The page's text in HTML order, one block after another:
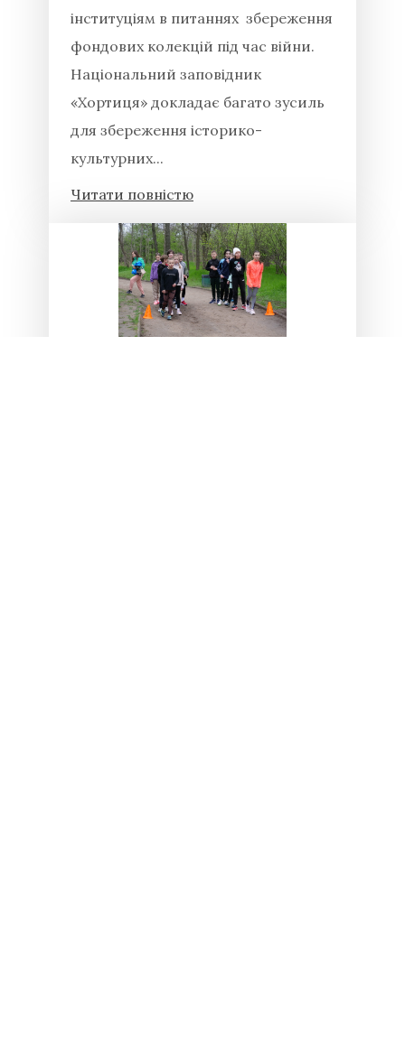
інституціям в питаннях збереження
фондових колекцій під час війни.
Національний заповідник
«Хортиця» докладає багато зусиль
для збереження історико-
культурних...
Читати повністю